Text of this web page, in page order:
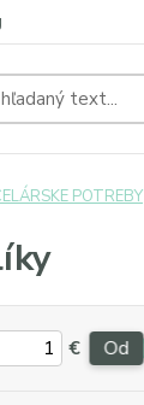
POTREBY
€ Od